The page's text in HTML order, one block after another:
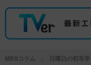
MBSコラム 日曜日の初耳